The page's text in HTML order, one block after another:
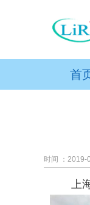
首
时间 ：2019-
上海